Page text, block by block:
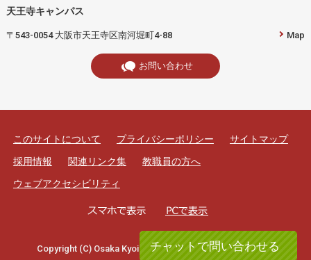
天王寺キャンパス
〒543-0054 大阪市天王寺区南河堀町4-88 Map
お問い合わせ
このサイトについて プライバシーポリシー
サイトマップ
採用情報
関連リンク集
教職員の方へ
ウェブアクセシビリティ
Copyright (C) Osaka Kyoiku University. All rights reserved.
チャットで問い合わせる